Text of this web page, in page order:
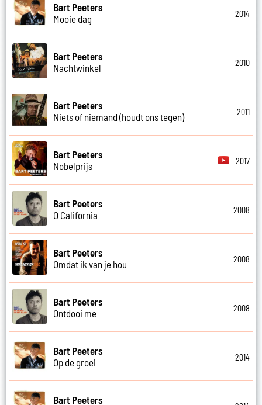
Bart Peeters
Mooie dag
2014
Bart Peeters
Nachtwinkel
2010
Bart Peeters
Niets of niemand (houdt ons tegen)
2011
Bart Peeters
Nobelprijs
2017
Bart Peeters
O California
2008
Bart Peeters
Omdat ik van je hou
2008
Bart Peeters
Ontdooi me
2008
Bart Peeters
Op de groei
2014
Bart Peeters